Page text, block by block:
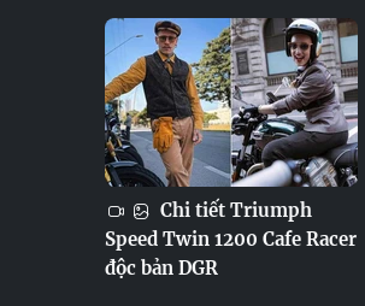
Chi tiết Triumph
Speed Twin 1200 Cafe Racer
độc bản DGR